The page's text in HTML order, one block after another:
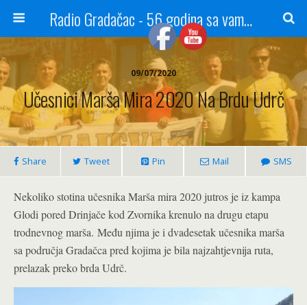
Radio Gradačac - 56 godina sa vama...
09/07/2020
Učesnici Marša Mira 2020 Na Brdu Udrč
Share Tweet Pin Mail SMS
Nekoliko stotina učesnika Marša mira 2020 jutros je iz kampa
Glodi pored Drinjače kod Zvornika krenulo na drugu etapu
trodnevnog marša. Među njima je i dvadesetak učesnika marša
sa područja Gradačca pred kojima je bila najzahtjevnija ruta,
prelazak preko brda Udrč.